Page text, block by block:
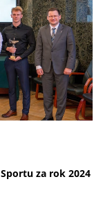
za rok 2024